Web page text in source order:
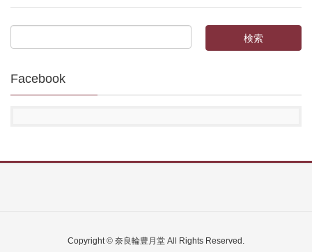
Facebook
Copyright © 奈良輪豊月堂 All Rights Reserved.